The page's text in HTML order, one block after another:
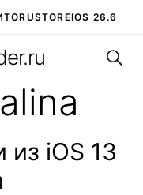
RUSTOREIOS 26.6
В ROBLOX
из iOS 13